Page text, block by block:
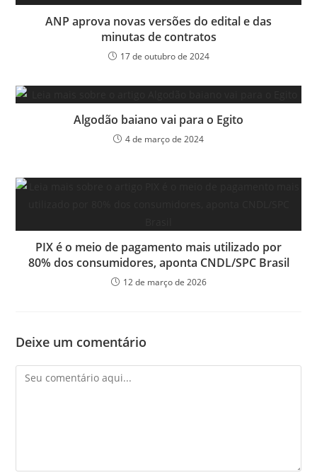
ANP aprova novas versões do edital e das
minutas de contratos
17 de outubro de 2024
Algodão baiano vai para o Egito
4 de março de 2024
PIX é o meio de pagamento mais utilizado por
80% dos consumidores, aponta CNDL/SPC Brasil
12 de março de 2026
Deixe um comentário